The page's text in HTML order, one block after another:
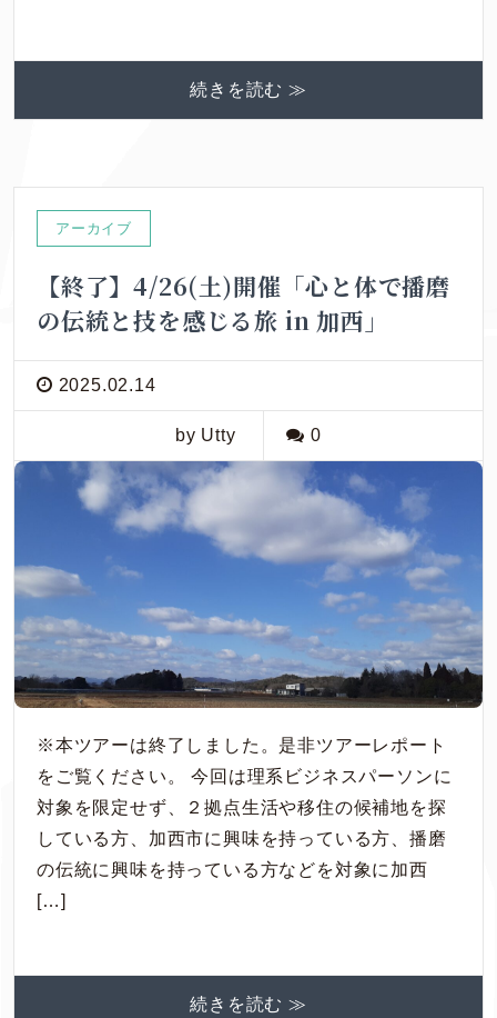
続きを読む ≫
アーカイブ
【終了】4/26(土)開催「心と体で播磨
の伝統と技を感じる旅 in 加西」
2025.02.14
by Utty 0
※本ツアーは終了しました。是非ツアーレポート
をご覧ください。 今回は理系ビジネスパーソンに
対象を限定せず、２拠点生活や移住の候補地を探
している方、加西市に興味を持っている方、播磨
の伝統に興味を持っている方などを対象に加西
[…]
続きを読む ≫